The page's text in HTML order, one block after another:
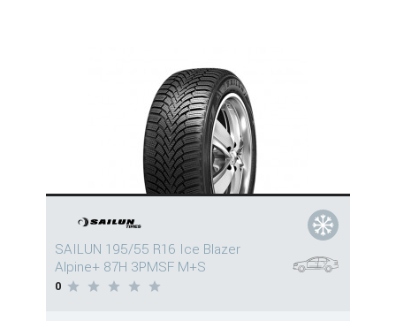
SAILUN 195/55 R16 Ice Blazer
Alpine+ 87H 3PMSF M+S
0